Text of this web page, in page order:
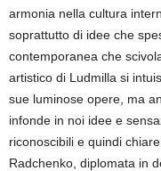
armonia nella cultura
soprattutto di idee che
contemporanea che
artistico di Ludmilla si
sue luminose opere, ma
infonde in noi idee e
riconoscibili e quindi
Radchenko, diplomata in